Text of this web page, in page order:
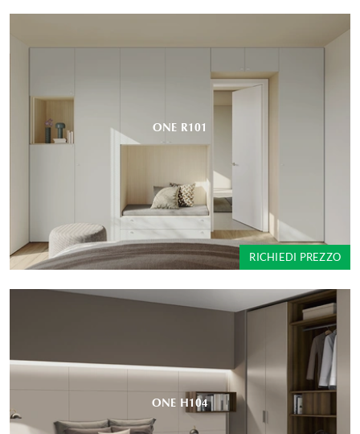
ONE R101
RICHIEDI PREZZO
ONE H104